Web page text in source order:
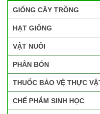
GIỐNG CÂY TRỒNG
HẠT GIỐNG
VẬT NUÔI
PHÂN BÓN
THUỐC BẢO VỆ THỰC
CHẾ PHẨM SINH HỌC